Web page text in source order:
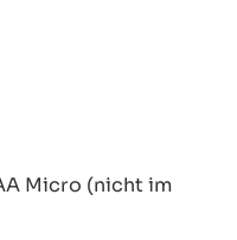
Micro (nicht im